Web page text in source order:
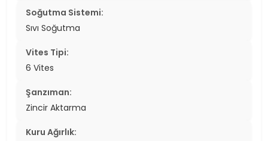
Soğutma Sistemi:
Sıvı Soğutma
Vites Tipi:
6 Vites
Şanzıman:
Zincir Aktarma
Kuru Ağırlık: